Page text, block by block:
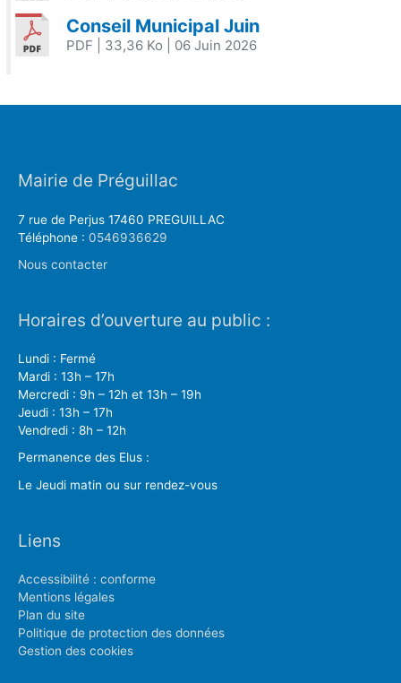
Conseil Municipal Juin
PDF | 33,36 Ko | 06 Juin 2026
Mairie de Préguillac
7 rue de Perjus 17460 PREGUILLAC
Téléphone : 0546936629
Nous contacter
Horaires d’ouverture au public :
Lundi : Fermé
Mardi : 13h – 17h
Mercredi : 9h – 12h et 13h – 19h
Jeudi : 13h – 17h
Vendredi : 8h – 12h
Permanence des Elus :
Le Jeudi matin ou sur rendez-vous
Liens
Accessibilité : conforme
Mentions légales
Plan du site
Politique de protection des données
Gestion des cookies